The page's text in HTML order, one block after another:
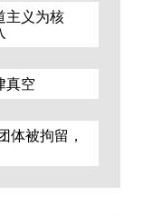
主义为核
真空
体被拘留，